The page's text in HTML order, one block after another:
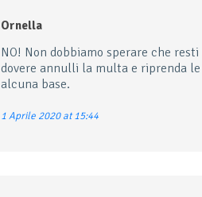
Ornella
NO! Non dobbiamo sperare che
dovere annulli la multa e riprenda le
alcuna base.
1 Aprile 2020 at 15:44